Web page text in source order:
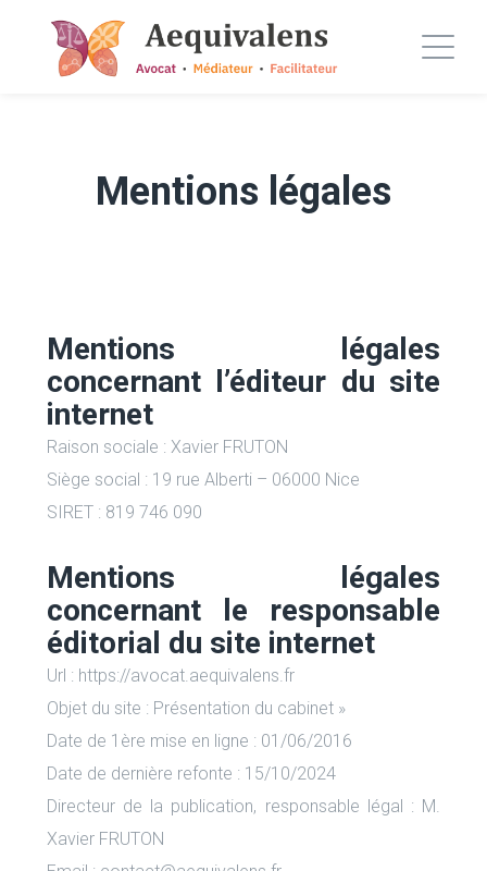
Mentions légales
Mentions légales
concernant l’éditeur du site
internet
Raison sociale : Xavier FRUTON
Siège social : 19 rue Alberti – 06000 Nice
SIRET : 819 746 090
Mentions légales
concernant le responsable
éditorial du site internet
Url : https://avocat.aequivalens.fr
Objet du site : Présentation du cabinet »
Date de 1ère mise en ligne : 01/06/2016
Date de dernière refonte : 15/10/2024
Directeur de la publication, responsable légal : M.
Xavier FRUTON